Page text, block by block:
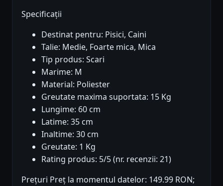
Specificații
Destinat pentru: Pisici, Caini
Talie: Medie, Foarte mica, Mica
Tip produs: Scari
Marime: M
Material: Poliester
Greutate maxima suportata: 15 Kg
Lungime: 60 cm
Latime: 35 cm
Inaltime: 30 cm
Greutate: 1 Kg
Rating produs: 5/5 (nr. recenzii: 21)
Prețuri Preț la momentul datelor: 149.99 RON;